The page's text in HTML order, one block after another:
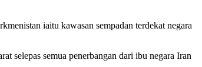
iaitu kawasan sempadan terdekat negara
selepas semua penerbangan dari ibu negara Iran